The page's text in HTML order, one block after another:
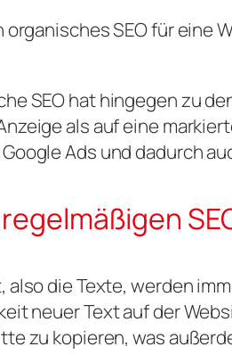
organisches SEO für eine
SEO hat hingegen zu
als auf eine
Ads und dadurch
also die Texte, werden
neuer Text auf der
zu kopieren, was